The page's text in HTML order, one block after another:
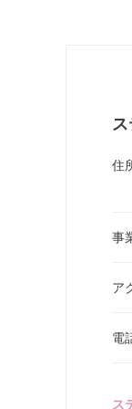
ス
住
事
ア
電
ス